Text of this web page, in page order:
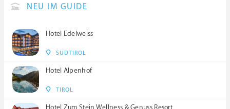
NEU IM GUIDE
Hotel Edelweiss
SÜDTIROL
Hotel Alpenhof
TIROL